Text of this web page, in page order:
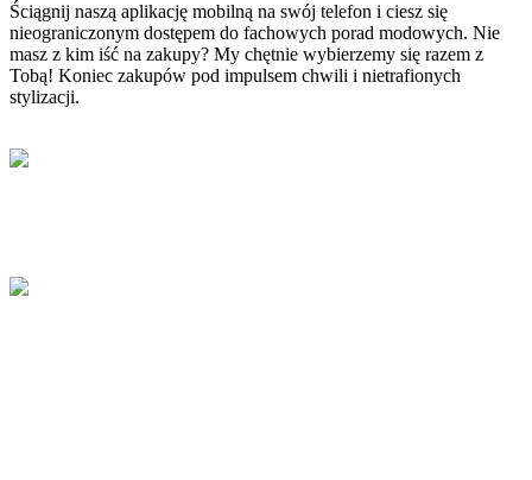
Ściągnij naszą aplikację mobilną na swój telefon i ciesz się
nieograniczonym dostępem do fachowych porad modowych. Nie
masz z kim iść na zakupy? My chętnie wybierzemy się razem z
Tobą! Koniec zakupów pod impulsem chwili i nietrafionych
stylizacji.